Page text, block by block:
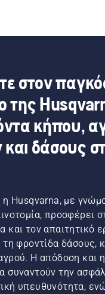
στον
της
κήπου,
δάσους
Husqvarna, με
προσφέρει
και τον απαιτητικό
τη φροντίδα δάσους,
Η απόδοση και η
συναντούν την
υπευθυνότητα,